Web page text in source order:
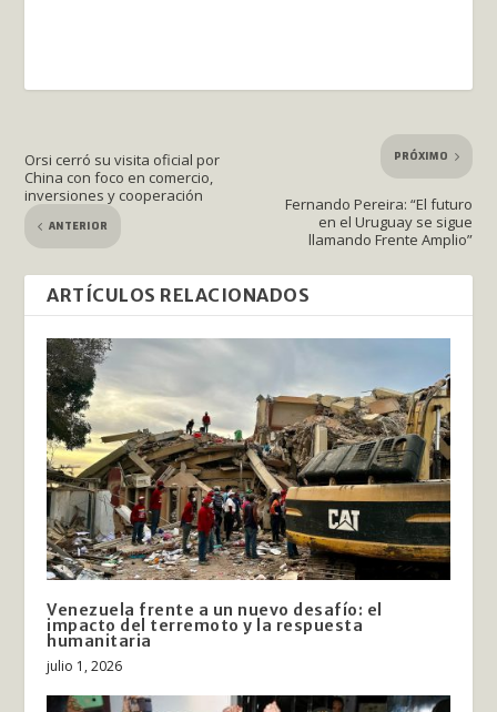
Orsi cerró su visita oficial por
China con foco en comercio,
inversiones y cooperación
ANTERIOR
PRÓXIMO
Fernando Pereira: “El futuro
en el Uruguay se sigue
llamando Frente Amplio”
ARTÍCULOS RELACIONADOS
Venezuela frente a un nuevo desafío: el
impacto del terremoto y la respuesta
humanitaria
julio 1, 2026